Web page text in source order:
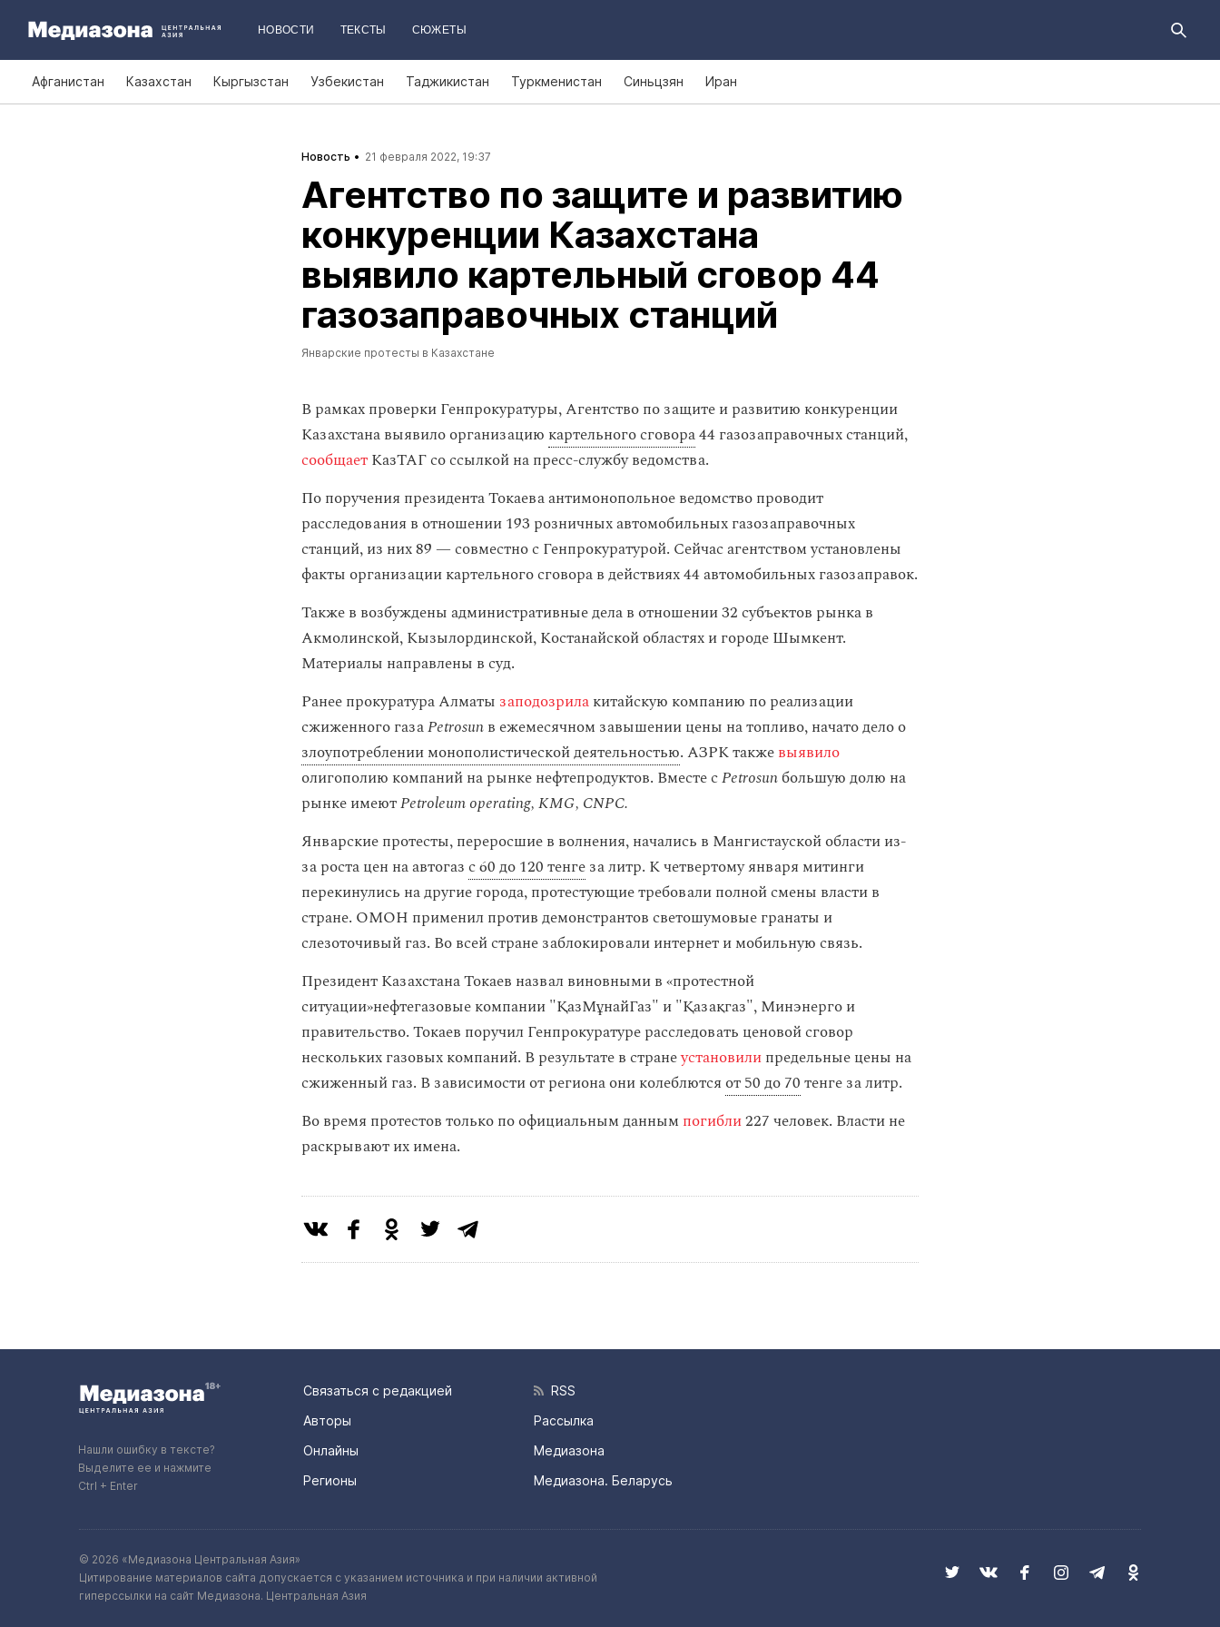
НОВОСТИ ТЕКСТЫ СЮЖЕТЫ
Афганистан Казахстан Кыргызстан Узбекистан Таджикистан Туркменистан Синьцзян Иран
Новость 21 февраля 2022, 19:37
Агентство по защите и развитию
конкуренции Казахстана
выявило картельный сговор 44
газозаправочных станций
Январские протесты в Казахстане
В рамках проверки Генпрокуратуры, Агентство по защите и развитию конкуренции
Казахстана выявило организацию картельного сговора44 газозаправочных станций,
сообщаетКазТАГ со ссылкой на пресс-службу ведомства.
По поручения президента Токаева антимонопольное ведомство проводит
расследования в отношении 193 розничных автомобильных газозаправочных
станций, из них 89 — совместно с Генпрокуратурой. Сейчас агентством установлены
факты организации картельного сговора в действиях 44 автомобильных газозаправок.
Также в возбуждены административные дела в отношении 32 субъектов рынка в
Акмолинской, Кызылординской, Костанайской областях и городе Шымкент.
Материалы направлены в суд.
Ранее прокуратура Алматы заподозрилакитайскую компанию по реализации
сжиженного газаPetrosunв ежемесячном завышении цены на топливо, начато дело о
злоупотреблении монополистической деятельностью. АЗРК такжевыявило
олигополию компаний на рынке нефтепродуктов. Вместе сPetrosunбольшую долю на
рынке имеютPetroleum operating, KMG, CNPC.
Январские протесты, переросшие в волнения, начались в Мангистауской области из-
за роста цен на автогазс 60 до 120 тенгеза литр. К четвертому января митинги
перекинулись на другие города, протестующие требовали полной смены власти в
стране. ОМОН применил против демонстрантов светошумовые гранаты и
слезоточивый газ. Во всей стране заблокировали интернет и мобильную связь.
Президент Казахстана Токаев назвал виновными в «протестной
ситуации»нефтегазовые компании "ҚазМұнайГаз" и "Қазақгаз", Минэнерго и
правительство. Токаев поручил Генпрокуратуре расследовать ценовой сговор
нескольких газовых компаний. В результате в странеустановилипредельные цены на
сжиженный газ. В зависимости от региона они колеблются от 50 до 70тенге за литр.
Во время протестов только по официальным данным погибли227 человек. Власти не
раскрывают их имена.
Нашли ошибку в тексте?
Выделите ее и нажмите
Ctrl + Enter
Связаться с редакцией
Авторы
Онлайны
Регионы
RSS
Рассылка
Медиазона
Медиазона. Беларусь
© 2026 «Медиазона Центральная Азия»
Цитирование материалов сайта допускается с указанием источника и при наличии активной
гиперссылки на сайт Медиазона. Центральная Азия